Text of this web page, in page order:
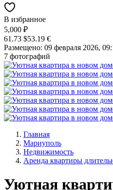
В избранное
5,000 ₽
61.73 $53.19 €
Размещено: 09 февраля 2026,
7 фотографий
Главная
Мариуполь
Недвижимость
Аренда квартиры
Уютная